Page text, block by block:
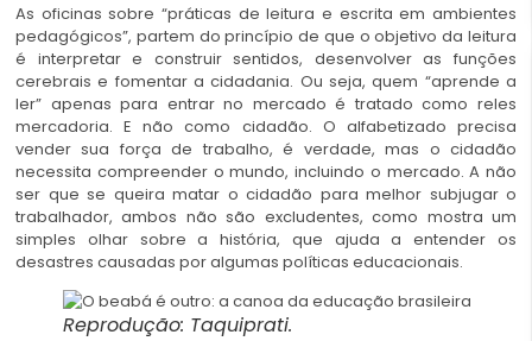
As oficinas sobre “práticas de leitura e escrita em ambientes
pedagógicos”, partem do princípio de que o objetivo da leitura
é interpretar e construir sentidos, desenvolver as funções
cerebrais e fomentar a cidadania. Ou seja, quem “aprende a
ler” apenas para entrar no mercado é tratado como reles
mercadoria. E não como cidadão. O alfabetizado precisa
vender sua força de trabalho, é verdade, mas o cidadão
necessita compreender o mundo, incluindo o mercado. A não
ser que se queira matar o cidadão para melhor subjugar o
trabalhador, ambos não são excludentes, como mostra um
simples olhar sobre a história, que ajuda a entender os
desastres causadas por algumas políticas educacionais.
Reprodução: Taquiprati.